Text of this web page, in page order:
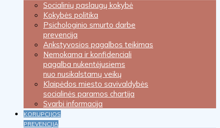
Socialinių paslaugų kokybė
Kokybės politika
Psichologinio smurto darbe
prevencija
Ankstyvosios pagalbos teikimas
Nemokama ir konfidenciali
pagalba nukentėjusiems
nuo nusikalstamų veikų
Klaipėdos miesto savivaldybės
socialinės paramos chartija
Svarbi informacija
KORUPCIJOS
PREVENCIJA